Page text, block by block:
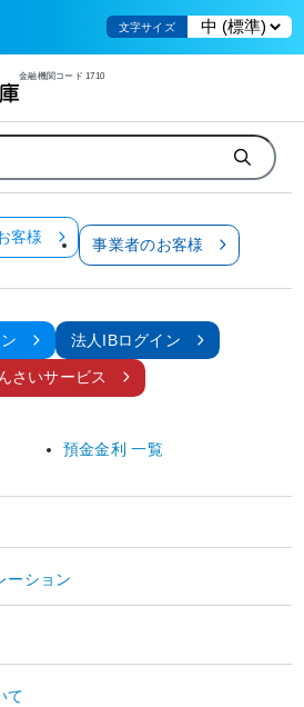
文字サイズ
金融機関コード 1710
客様 事業者のお客様
法人IBログイン
さいサービス
預金金利 一覧
ーション
て
やさいクレヨン」の寄贈について
さいクレヨン」の寄贈について